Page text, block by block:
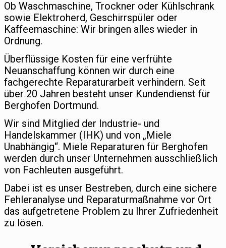
Ob Waschmaschine, Trockner oder Kühlschrank
sowie Elektroherd, Geschirrspüler oder
Kaffeemaschine: Wir bringen alles wieder in
Ordnung.
Überflüssige Kosten für eine verfrühte
Neuanschaffung können wir durch eine
fachgerechte Reparaturarbeit verhindern. Seit
über 20 Jahren besteht unser Kundendienst für
Berghofen Dortmund.
Wir sind Mitglied der Industrie- und
Handelskammer (IHK) und von „Miele
Unabhängig“. Miele Reparaturen für Berghofen
werden durch unser Unternehmen ausschließlich
von Fachleuten ausgeführt.
Dabei ist es unser Bestreben, durch eine sichere
Fehleranalyse und Reparaturmaßnahme vor Ort
das aufgetretene Problem zu Ihrer Zufriedenheit
zu lösen.